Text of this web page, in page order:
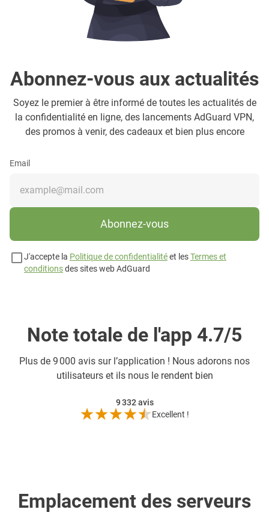
Abonnez-vous aux actualités
Soyez le premier à être informé de toutes les actualités de
la confidentialité en ligne, des lancements AdGuard VPN,
des promos à venir, des cadeaux et bien plus encore
Email
Abonnez-vous
J'accepte la Politique de confidentialitéet lesTermes et
conditionsdes sites web AdGuard
Note totale de l'app 4.7/5
Plus de 9 000 avis sur l’application ! Nous adorons nos
utilisateurs et ils nous le rendent bien
9 332avis
Excellent !
Emplacement des serveurs